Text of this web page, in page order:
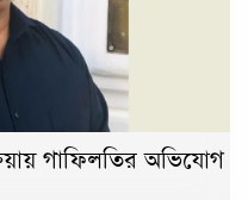
গাফিলতির অভিযোগ